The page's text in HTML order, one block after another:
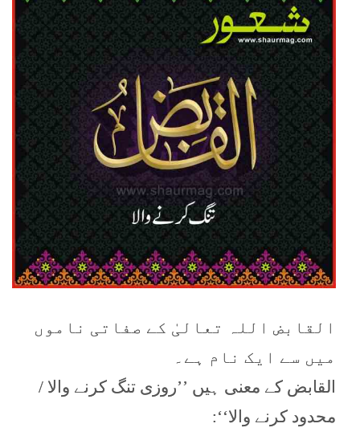
القابض اللہ تعالیٰ کے صفاتی ناموں
میں سے ایک نام ہے۔
القابض کے معنی ہیں ’’روزی تنگ کرنے والا /
محدود کرنے والا‘‘: